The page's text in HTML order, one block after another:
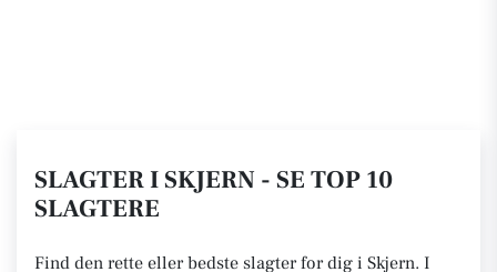
SLAGTER I SKJERN - SE TOP 10
SLAGTERE
Find den rette eller bedste slagter for dig i Skjern. I